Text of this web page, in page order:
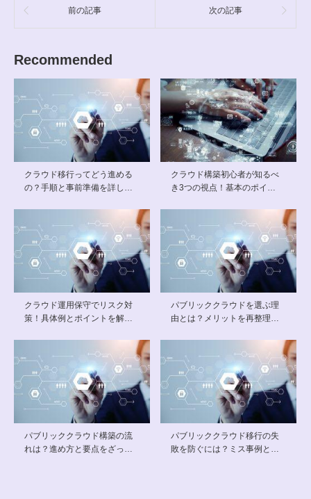
前の記事 次の記事
Recommended
クラウド移行ってどう進める
の？手順と事前準備を詳し…
クラウド構築初心者が知るべ
き3つの視点！基本のポイ…
クラウド運用保守でリスク対
策！具体例とポイントを解…
パブリッククラウドを選ぶ理
由とは？メリットを再整理…
パブリッククラウド構築の流
れは？進め方と要点をざっ…
パブリッククラウド移行の失
敗を防ぐには？ミス事例と…